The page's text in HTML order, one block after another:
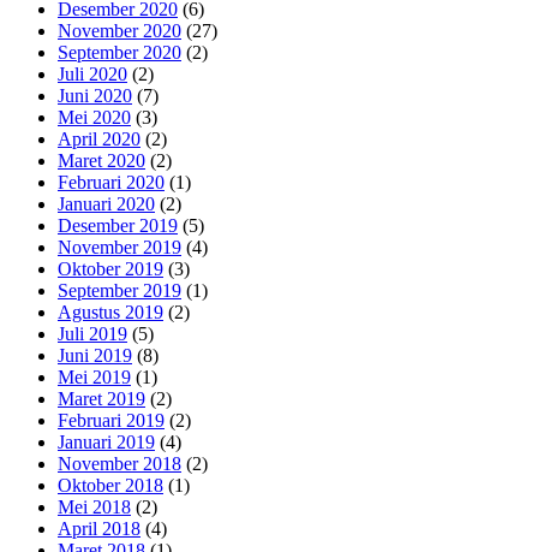
Desember 2020 (6)
November 2020 (27)
September 2020 (2)
Juli 2020 (2)
Juni 2020 (7)
Mei 2020 (3)
April 2020 (2)
Maret 2020 (2)
Februari 2020 (1)
Januari 2020 (2)
Desember 2019 (5)
November 2019 (4)
Oktober 2019 (3)
September 2019 (1)
Agustus 2019 (2)
Juli 2019 (5)
Juni 2019 (8)
Mei 2019 (1)
Maret 2019 (2)
Februari 2019 (2)
Januari 2019 (4)
November 2018 (2)
Oktober 2018 (1)
Mei 2018 (2)
April 2018 (4)